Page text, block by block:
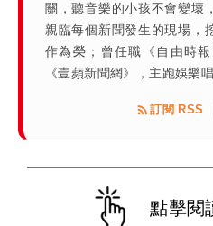
關，聽音樂的小孩不會變壞
親臨每個新聞發生的現場，
作為榮；曾任職《自由時
《壹蘋新聞網》，主跑娛樂唱
訂閱 RSS
點擊閱